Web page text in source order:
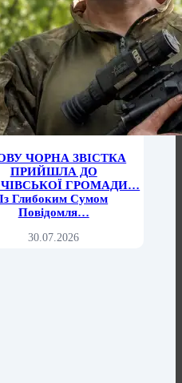
ЧОРНА ЗВІСТКА
ПРИЙШЛА ДО
ГРОМАДИ…
Із Глибоким Сумом
Повідомля…
30.07.2026